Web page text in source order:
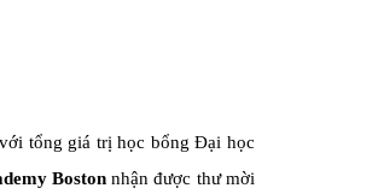
tổng giá trị học bổng Đại học
Bostonnhận được thư mời